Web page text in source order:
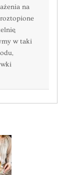
na
w taki